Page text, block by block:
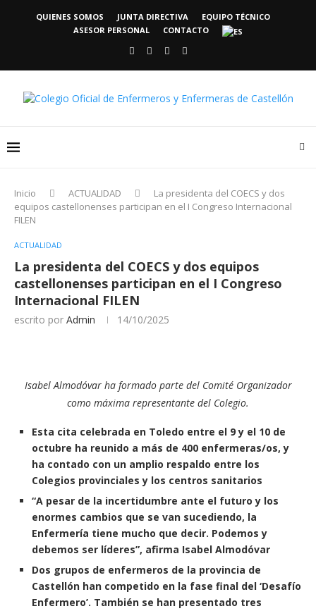
QUIENES SOMOS JUNTA DIRECTIVA
EQUIPO TÉCNICO
ASESOR PERSONAL
CONTACTO
Inicio ACTUALIDAD
La presidenta del COECS y dos
equipos castellonenses participan en el I Congreso Internacional
FILEN
ACTUALIDAD
La presidenta del COECS y dos equipos
castellonenses participan en el I Congreso
Internacional FILEN
escrito por Admin 14/10/2025
Isabel Almodóvar ha formado parte del Comité Organizador
como máxima representante del Colegio.
Esta cita celebrada en Toledo entre el 9 y el 10 de
octubre ha reunido a más de 400 enfermeras/os, y
ha contado con un amplio respaldo entre los
Colegios provinciales y los centros sanitarios
“A pesar de la incertidumbre ante el futuro y los
enormes cambios que se van sucediendo, la
Enfermería tiene mucho que decir. Podemos y
debemos ser líderes”, afirma Isabel Almodóvar
Dos grupos de enfermeros de la provincia de
Castellón han competido en la fase final del ‘Desafío
Enfermero’. También se han presentado tres